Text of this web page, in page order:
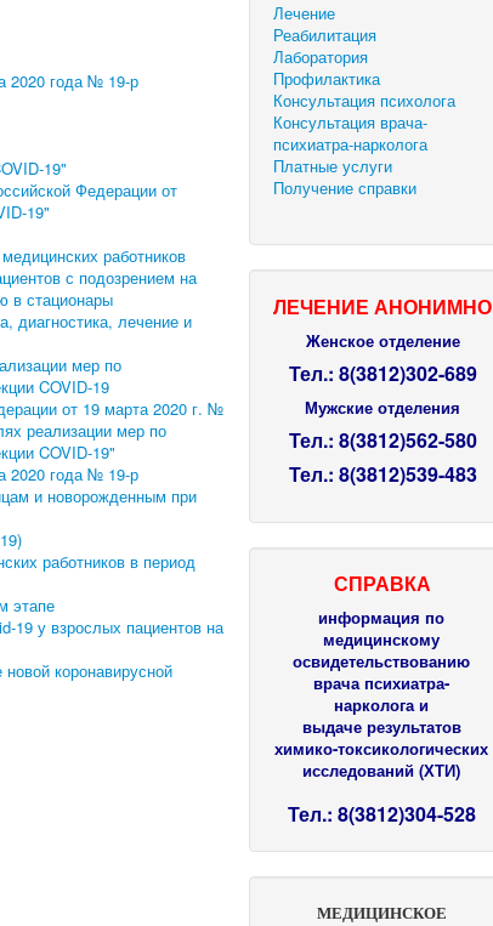
2020 года № 19-р
19"
Федерации от
19"
работников
с подозрением на
в стационары
диагностика, лечение и
мер по
COVID-19
от 19 марта 2020 г. №
реализации мер по
COVID-19"
2020 года № 19-р
и новорожденным при
работников в период
этапе
19 у взрослых пациентов на
коронавирусной
Лечение
Реабилитация
Лаборатория
Профилактика
Консультация психолога
Консультация врача-
психиатра-нарколога
Платные услуги
Получение справки
ЛЕЧЕНИЕ АНОНИМНО
Женское отделение
Тел.: 8(3812)302-689
Мужские отделения
Тел.: 8(3812)562-580
Тел.: 8(3812)539-483
СПРАВКА
информация по
медицинскому
освидетельствованию
врача психиатра-
нарколога и
выдаче результатов
химико-токсикологических
исследований (ХТИ)
Тел.: 8(3812)304-528
МЕДИЦИНСКОЕ